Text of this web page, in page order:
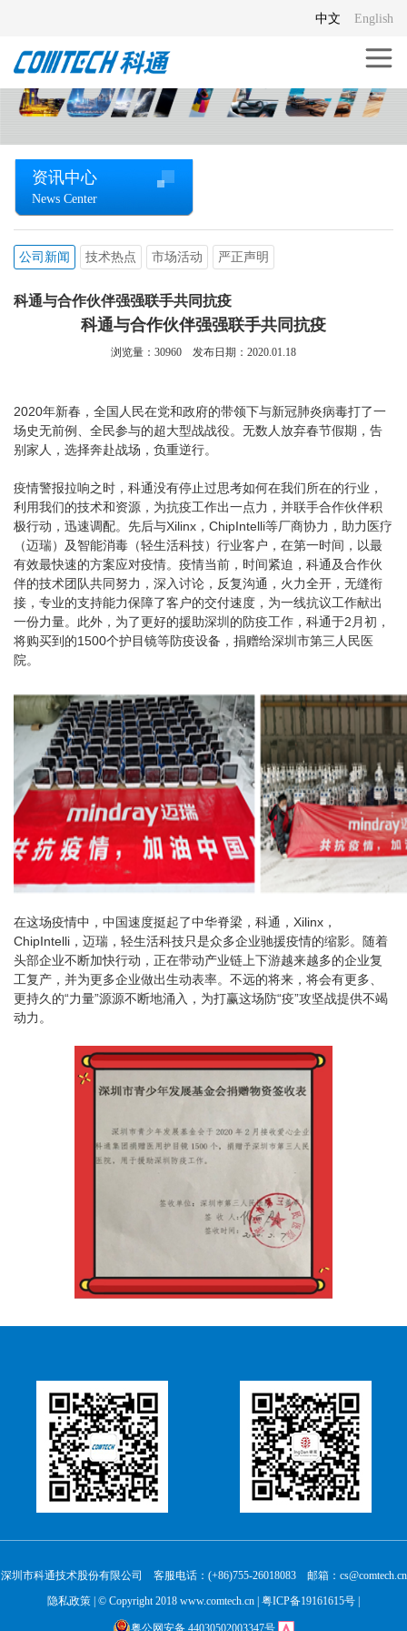
English
中文
资讯中心
News Center
公司新闻 技术热点 市场活动 严正声明
科通与合作伙伴强强联手共同抗疫
科通与合作伙伴强强联手共同抗疫
浏览量： 30960 发布日期：2020.01.18
2020年新春，全国人民在党和政府的带领下与新冠肺炎病毒打了一
场史无前例、全民参与的超大型战战役。无数人放弃春节假期，告
别家人，选择奔赴战场，负重逆行。
疫情警报拉响之时，科通没有停止过思考如何在我们所在的行业，
利用我们的技术和资源，为抗疫工作出一点力，并联手合作伙伴积
极行动，迅速调配。先后与Xilinx，ChipIntelli等厂商协力，助力医疗
（迈瑞）及智能消毒（轻生活科技）行业客户，在第一时间，以最
有效最快速的方案应对疫情。疫情当前，时间紧迫，科通及合作伙
伴的技术团队共同努力，深入讨论，反复沟通，火力全开，无缝衔
接，专业的支持能力保障了客户的交付速度，为一线抗议工作献出
一份力量。此外，为了更好的援助深圳的防疫工作，科通于2月初，
将购买到的1500个护目镜等防疫设备，捐赠给深圳市第三人民医
院。
在这场疫情中，中国速度挺起了中华脊梁，科通，Xilinx，
ChipIntelli，迈瑞，轻生活科技只是众多企业驰援疫情的缩影。随着
头部企业不断加快行动，正在带动产业链上下游越来越多的企业复
工复产，并为更多企业做出生动表率。不远的将来，将会有更多、
更持久的“力量”源源不断地涌入，为打赢这场防“疫”攻坚战提供不竭
动力。
深圳市科通技术股份有限公司 客服电话：(+86)755-26018083 邮箱：cs@comtech.cn
隐私政策 | © Copyright 2018 www.comtech.cn | 粤ICP备19161615号
粤公网安备 44030502003347号